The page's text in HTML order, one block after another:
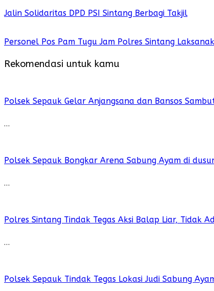
Jalin Solidaritas DPD PSI Sintang Berbagi Takjil
Personel Pos Pam Tugu Jam Polres Sintang
Rekomendasi untuk kamu
Polsek Sepauk Gelar Anjangsana dan Bansos
…
Polsek Sepauk Bongkar Arena Sabung Ayam di
…
Polres Sintang Tindak Tegas Aksi Balap Liar, Tidak
…
Polsek Sepauk Tindak Tegas Lokasi Judi Sabung